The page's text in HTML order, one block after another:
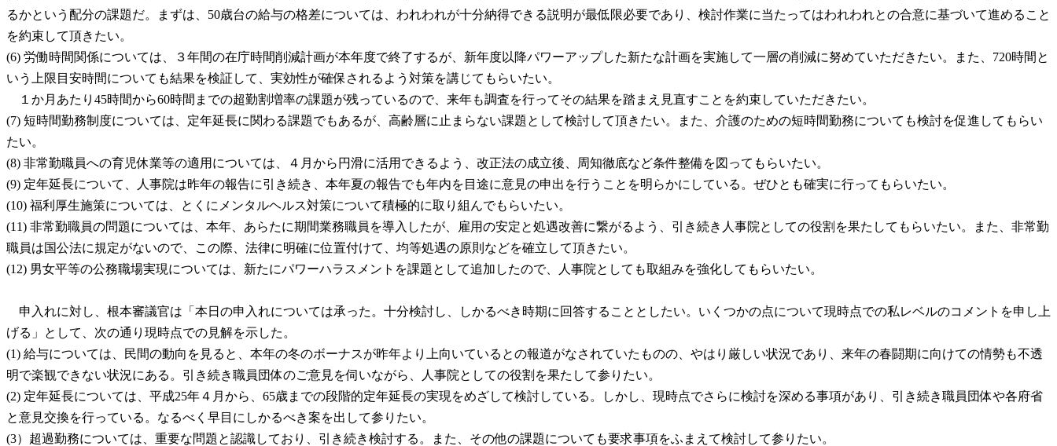
るかという配分の課題だ。まずは、50歳台の給与の格差については、われわれが十分納得できる説明が最低限必要であり、検討作業に当たってはわれわれとの合意に基づいて進めること
を約束して頂きたい。
(6) 労働時間関係については、３年間の在庁時間削減計画が本年度で終了するが、新年度以降パワーアップした新たな計画を実施して一層の削減に努めていただきたい。また、720時間と
いう上限目安時間についても結果を検証して、実効性が確保されるよう対策を講じてもらいたい。
１か月あたり45時間から60時間までの超勤割増率の課題が残っているので、来年も調査を行ってその結果を踏まえ見直すことを約束していただきたい。
(7) 短時間勤務制度については、定年延長に関わる課題でもあるが、高齢層に止まらない課題として検討して頂きたい。また、介護のための短時間勤務についても検討を促進してもらい
たい。
(8) 非常勤職員への育児休業等の適用については、４月から円滑に活用できるよう、改正法の成立後、周知徹底など条件整備を図ってもらいたい。
(9) 定年延長について、人事院は昨年の報告に引き続き、本年夏の報告でも年内を目途に意見の申出を行うことを明らかにしている。ぜひとも確実に行ってもらいたい。
(10) 福利厚生施策については、とくにメンタルヘルス対策について積極的に取り組んでもらいたい。
(11) 非常勤職員の問題については、本年、あらたに期間業務職員を導入したが、雇用の安定と処遇改善に繋がるよう、引き続き人事院としての役割を果たしてもらいたい。また、非常勤
職員は国公法に規定がないので、この際、法律に明確に位置付けて、均等処遇の原則などを確立して頂きたい。
(12) 男女平等の公務職場実現については、新たにパワーハラスメントを課題として追加したので、人事院としても取組みを強化してもらいたい。
申入れに対し、根本審議官は「本日の申入れについては承った。十分検討し、しかるべき時期に回答することとしたい。いくつかの点について現時点での私レベルのコメントを申し上
げる」として、次の通り現時点での見解を示した。
(1) 給与については、民間の動向を見ると、本年の冬のボーナスが昨年より上向いているとの報道がなされていたものの、やはり厳しい状況であり、来年の春闘期に向けての情勢も不透
明で楽観できない状況にある。引き続き職員団体のご意見を伺いながら、人事院としての役割を果たして参りたい。
(2) 定年延長については、平成25年４月から、65歳までの段階的定年延長の実現をめざして検討している。しかし、現時点でさらに検討を深める事項があり、引き続き職員団体や各府省
と意見交換を行っている。なるべく早目にしかるべき案を出して参りたい。
(3）超過勤務については、重要な問題と認識しており、引き続き検討する。また、その他の課題についても要求事項をふまえて検討して参りたい。